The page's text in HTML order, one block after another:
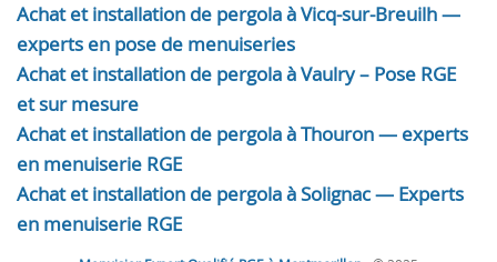
Achat et installation de pergola à Vicq-sur-Breuilh —
experts en pose de menuiseries
Achat et installation de pergola à Vaulry – Pose RGE
et sur mesure
Achat et installation de pergola à Thouron — experts
en menuiserie RGE
Achat et installation de pergola à Solignac — Experts
en menuiserie RGE